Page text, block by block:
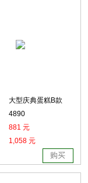
大型庆典蛋糕B款
4890
881 元
1,058 元
购买